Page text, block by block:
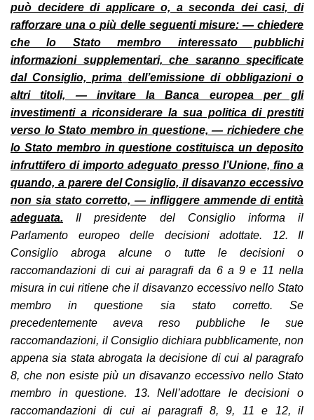
può decidere di applicare o, a seconda dei casi, di
rafforzare una o più delle seguenti misure: — chiedere
che lo Stato membro interessato pubblichi
informazioni supplementari, che saranno specificate
dal Consiglio, prima dell’emissione di obbligazioni o
altri titoli, — invitare la Banca europea per gli
investimenti a riconsiderare la sua politica di prestiti
verso lo Stato membro in questione, — richiedere che
lo Stato membro in questione costituisca un deposito
infruttifero di importo adeguato presso l’Unione, fino a
quando, a parere del Consiglio, il disavanzo eccessivo
non sia stato corretto, — infliggere ammende di entità
adeguata. Il presidente del Consiglio informa il
Parlamento europeo delle decisioni adottate. 12. Il
Consiglio abroga alcune o tutte le decisioni o
raccomandazioni di cui ai paragrafi da 6 a 9 e 11 nella
misura in cui ritiene che il disavanzo eccessivo nello Stato
membro in questione sia stato corretto. Se
precedentemente aveva reso pubbliche le sue
raccomandazioni, il Consiglio dichiara pubblicamente, non
appena sia stata abrogata la decisione di cui al paragrafo
8, che non esiste più un disavanzo eccessivo nello Stato
membro in questione. 13. Nell’adottare le decisioni o
raccomandazioni di cui ai paragrafi 8, 9, 11 e 12, il